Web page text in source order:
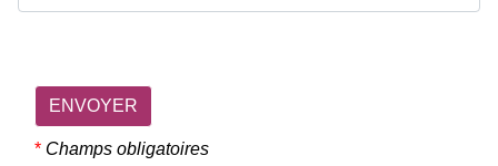
ENVOYER
* Champs obligatoires